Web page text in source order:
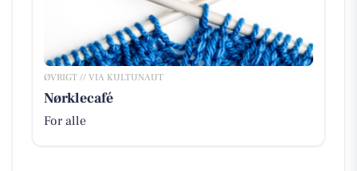
ØVRIGT // VIA KULTUNAUT
Nørklecafé
For alle